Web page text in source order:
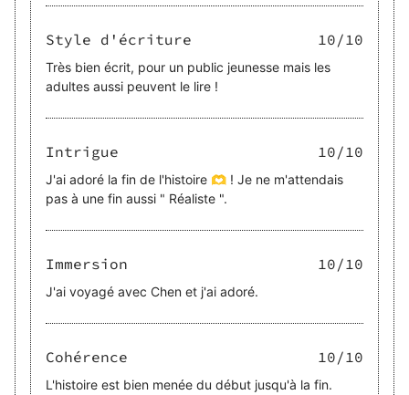
Style d'écriture 10/10
Très bien écrit, pour un public jeunesse mais les
adultes aussi peuvent le lire !
Intrigue 10/10
J'ai adoré la fin de l'histoire 🫶 ! Je ne m'attendais
pas à une fin aussi " Réaliste ".
Immersion 10/10
J'ai voyagé avec Chen et j'ai adoré.
Cohérence 10/10
L'histoire est bien menée du début jusqu'à la fin.